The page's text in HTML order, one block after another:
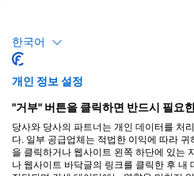
Mares
Freeport Bahamas
프리포트에서의 다이
든 것을 갖추고 있습
이 장엄한 동물을 만
스릴 넘치는 상어 전
한국어
개인 정보 설정
"거부" 버튼을 클릭하면 반드시 필요
당사와 당사의 파트너는 개인 데이터를 처
다. 일부 공급업체는 적법한 이익에 따라
을 클릭하거나 웹사이트 왼쪽 하단에 있는
나 웹사이트 바닥글의 링크를 클릭한 후 내